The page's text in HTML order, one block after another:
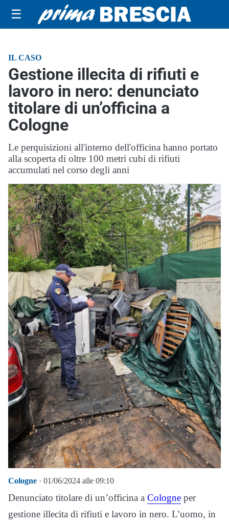
☰
IL CASO
Gestione illecita di rifiuti e
lavoro in nero: denunciato
titolare di un’officina a
Cologne
Le perquisizioni all'interno dell'officina hanno portato
alla scoperta di oltre 100 metri cubi di rifiuti
accumulati nel corso degli anni
Cologne · 01/06/2024 alle 09:10
Denunciato titolare di un’officina a Cologne per
gestione illecita di rifiuti e lavoro in nero. L’uomo, in